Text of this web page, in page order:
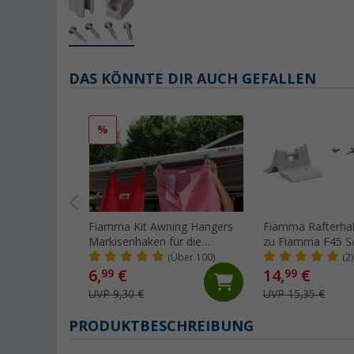
DAS KÖNNTE DIR AUCH GEFALLEN
%
Fiamma Kit Awning Hangers
Markisenhaken für die
Kederschiene
(Über 100)
6,99 €
UVP 9,30 €
Fiamma
zu Fiamma F45
(2)
14,99 €
UVP 15,35 €
PRODUKTBESCHREIBUNG